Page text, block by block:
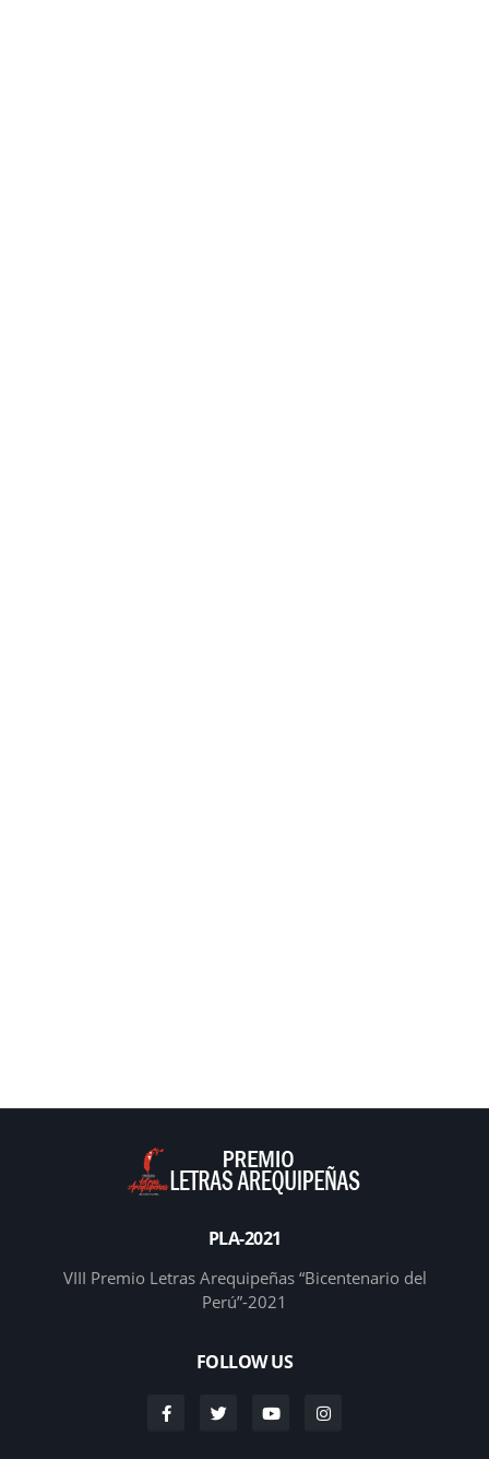
PLA-2021
VIII Premio Letras Arequipeñas “Bicentenario del
Perú”-2021
FOLLOW US